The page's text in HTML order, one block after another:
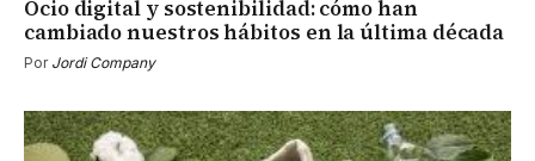
Ocio digital y sostenibilidad: cómo han
cambiado nuestros hábitos en la última década
Por Jordi Company